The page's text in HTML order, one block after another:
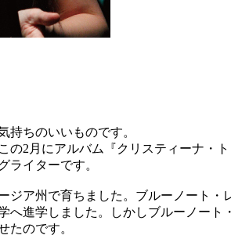
持ちのいいものです。
の2月にアルバム『クリスティーナ・
ライターです。
ジア州で育ちました。ブルーノート
へ進学しました。しかしブルーノー
たのです。